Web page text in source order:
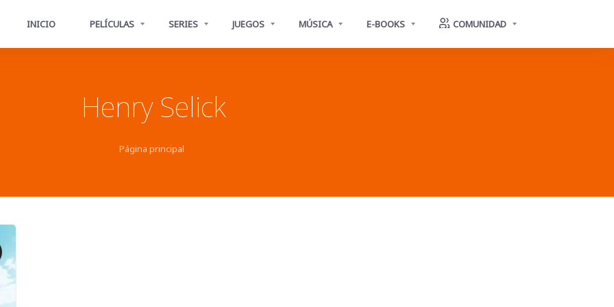
INICIO PELÍCULAS SERIES JUEGOS MÚSICA E-BOOKS COMUNIDAD
Henry Selick
Página principal